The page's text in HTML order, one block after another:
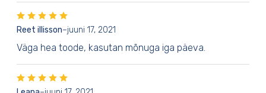
Reet illisson–juuni 17, 2021
Väga hea toode, kasutan mõnuga iga päeva.